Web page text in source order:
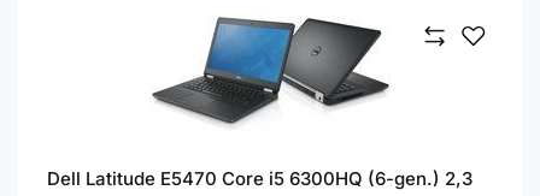
Dell Latitude E5470 Core i5 6300HQ (6-gen.) 2,3